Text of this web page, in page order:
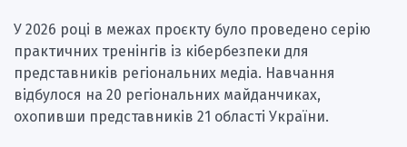
У 2026 році в межах проєкту було проведено серію
практичних тренінгів із кібербезпеки для
представників регіональних медіа. Навчання
відбулося на 20 регіональних майданчиках,
охопивши представників 21 області України.